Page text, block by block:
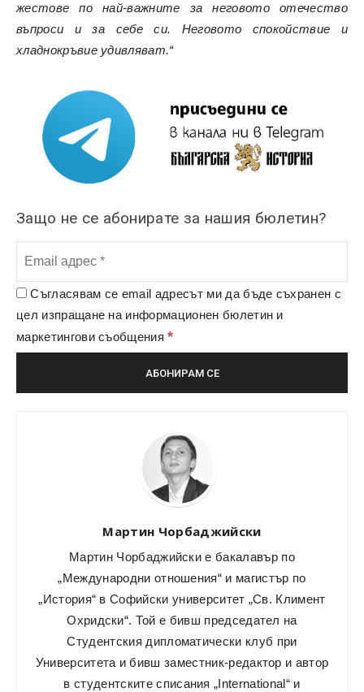
жестове по най-важните за неговото отечество
въпроси и за себе си. Неговото спокойствие и
хладнокръвие удивляват.“
Защо не се абонирате за нашия бюлетин?
Съгласявам се email адресът ми да бъде съхранен с
цел изпращане на информационен бюлетин и
маркетингови съобщения*
Мартин Чорбаджийски
Мартин Чорбаджийски е бакалавър по
„Международни отношения“ и магистър по
„История“ в Софийски университет „Св. Климент
Охридски“. Той е бивш председател на
Студентския дипломатически клуб при
Университета и бивш заместник-редактор и автор
в студентските списания „International“ и